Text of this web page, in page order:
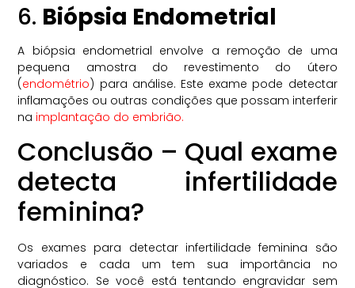
6. Biópsia Endometrial
A biópsia endometrial envolve a remoção de uma
pequena amostra do revestimento do útero
(endométrio) para análise. Este exame pode detectar
inflamações ou outras condições que possam interferir
na implantação do embrião.
Conclusão – Qual exame
detecta infertilidade
feminina?
Os exames para detectar infertilidade feminina são
variados e cada um tem sua importância no
diagnóstico. Se você está tentando engravidar sem